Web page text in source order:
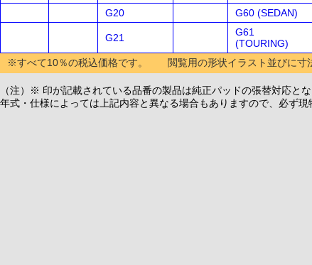
G20
G60 (SEDAN)
G21
G61
(TOURING)
※すべて10％の税込価格です。 閲覧用の形状イラスト並びに寸
（注）※ 印が記載されている品番の製品は純正パッドの張替対応と
年式・仕様によっては上記内容と異なる場合もありますので、必ず現